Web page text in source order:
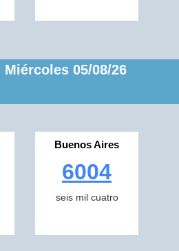
05/08/26
Buenos Aires
6004
seis mil cuatro